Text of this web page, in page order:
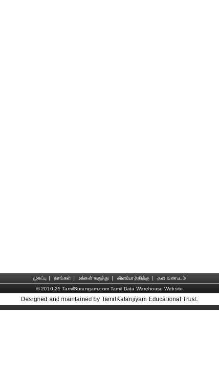
முகப்பு | நாங்கள் | உங்கள் கருத்து | விளம்பரத்திற்கு |
தள வரைபடம்
© 2010-25 TamilSurangam.com Tamil Data Warehouse Website
Designed and maintained by TamilKalanjiyam Educational Trust.